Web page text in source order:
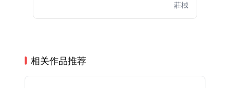
莊棫
相关作品推荐